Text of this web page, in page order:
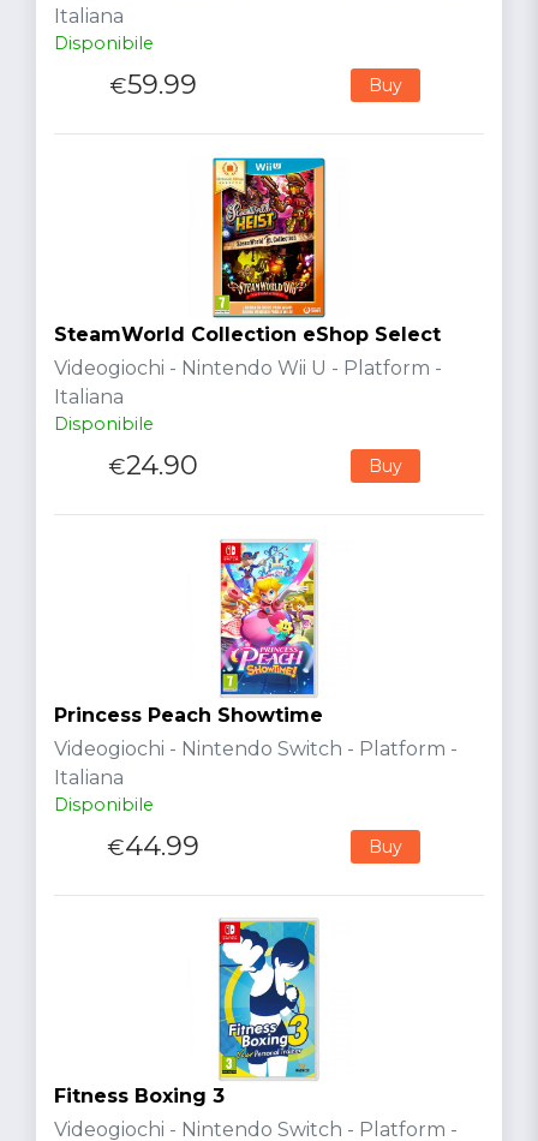
Italiana
Disponibile
€59.99 Buy
SteamWorld Collection eShop Select
Videogiochi - Nintendo Wii U - Platform -
Italiana
Disponibile
€24.90 Buy
Princess Peach Showtime
Videogiochi - Nintendo Switch - Platform -
Italiana
Disponibile
€44.99 Buy
Fitness Boxing 3
Videogiochi - Nintendo Switch - Platform -